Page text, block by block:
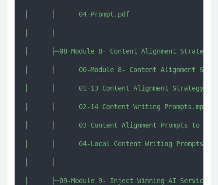
│      │      04-Prompt.pdf
│      ├─08-Module 8- Content Alignment Strategy
│      │      00-Module 8- Content Alignment
│      │      01-13 Content Alignment Strategy With
│      │      02-14 Content Writing Prompts.mp4
│      │      03-Content Alignment Prompts to
│      │      04-Local Content Writing
│      ├─09-Module 9- Inject Winning AI Services